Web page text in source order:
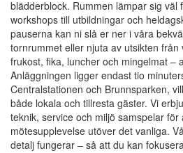
blädderblock. Rummen lämpar sig väl
workshops till utbildningar och
pauserna kan ni slå er ner i våra
tornrummet eller njuta av utsikten
frukost, fika, luncher och mingelmat –
Anläggningen ligger endast tio
Centralstationen och Brunnsparken,
både lokala och tillresta gäster. Vi
teknik, service och miljö samspelar för
mötesupplevelse utöver det vanliga.
detalj fungerar – så att du kan